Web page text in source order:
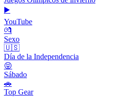
▶️
YouTube
💏
Sexo
🇺🇸
Día de la Independencia
😝
Sábado
🚗
Top Gear